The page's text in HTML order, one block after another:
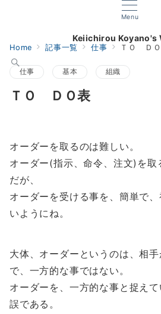
Menu
Keiichirou Koyano's
Home 記事一覧 仕事 ＴＯ Ｄ
仕事 基本 組織
ＴＯ ＤＯ表
オーダーを取るのは難しい。
オーダー(指示、命令、注文)を取
だが、
オーダーを受ける事を、簡単で
いようにね。
大体、オーダーというのは、相
で、一方的な事ではない。
オーダーを、一方的な事と捉え
誤である。